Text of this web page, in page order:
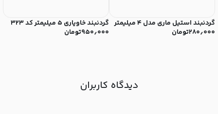
گردنبند استیل ماری مدل ۴ میلیمتر
۲۸۰٫۰۰۰تومان
گردنبند خاویاری ۵ میلیمتر کد ۳۲۳
۹۵۰٫۰۰۰تومان
دیدگاه کاربران